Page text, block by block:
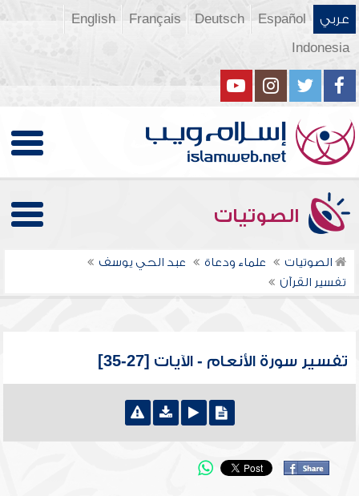
عربي Español
Deutsch
Français
English
Indonesia
الصوتيات
الصوتيات علماء ودعاة
عبد الحي يوسف
تفسير القرآن
تفسير سورة الأنعام - الآيات [27-35]